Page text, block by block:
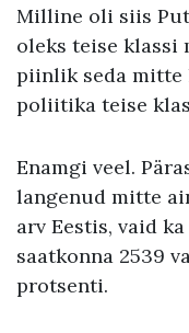
Milline oli siis
oleks teise klassi
piinlik seda mitte
poliitika teise
Enamgi veel.
langenud mitte
arv Eestis, vaid
saatkonna 2539
protsenti.